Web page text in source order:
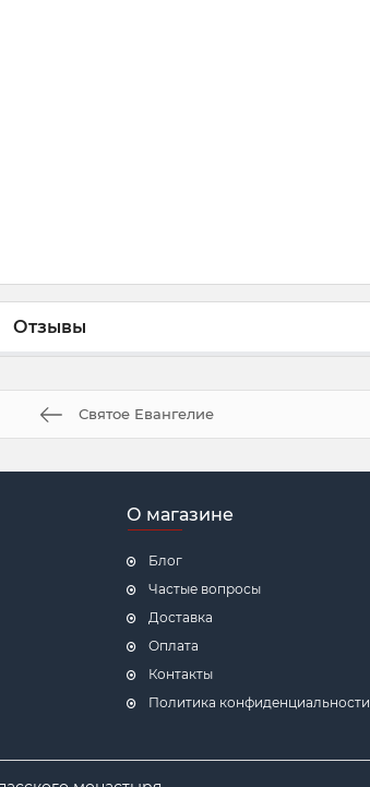
Отзывы
Святое Евангелие
О магазине
Блог
Частые вопросы
Доставка
Оплата
Контакты
Политика конфиденциальности